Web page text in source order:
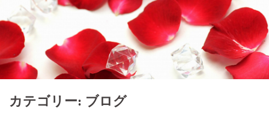
ス
キ
ッ
カテゴリー: ブログ